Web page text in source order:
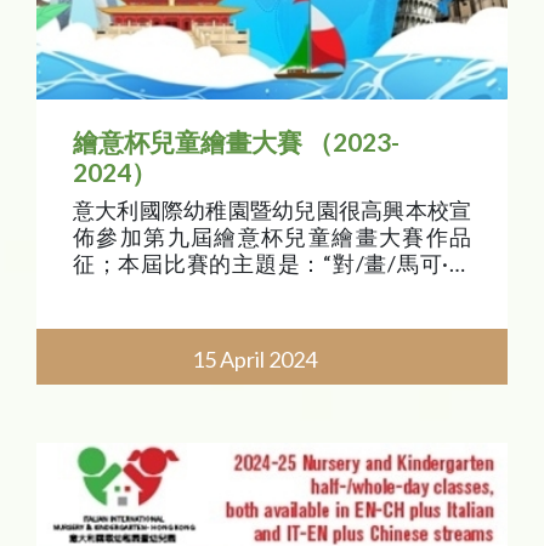
繪意杯兒童繪畫大賽 （2023-
2024）
意大利國際幼稚園暨幼兒園很高興本校宣
佈參加第九屆繪意杯兒童繪畫大賽作品
征；本屆比賽的主題是：“對/畫/馬可·波
IMOLA陶瓷（中國區）、築巢集團承
辦，獲得中央美術學院美術館的學術支
持。大賽對象為3-12歲的兒童，每年將設
定一個與意大利文化息息相關的主題。舉
15 April 2024